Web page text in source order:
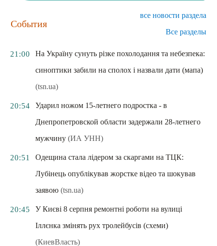
События
все новости раздела
Все разделы
21:00
На Україну сунуть різке похолодання та небезпека:
синоптики забили на сполох і назвали дати (мапа)
(tsn.ua)
20:54
Ударил ножом 15-летнего подростка - в
Днепропетровской области задержали 28-летнего
мужчину (ИА УНН)
20:51
Одещина стала лідером за скаргами на ТЦК:
Лубінець опублікував жорстке відео та шокував
заявою (tsn.ua)
20:45
У Києві 8 серпня ремонтні роботи на вулиці
Іллєнка змінять рух тролейбусів (схеми)
(КиевВласть)